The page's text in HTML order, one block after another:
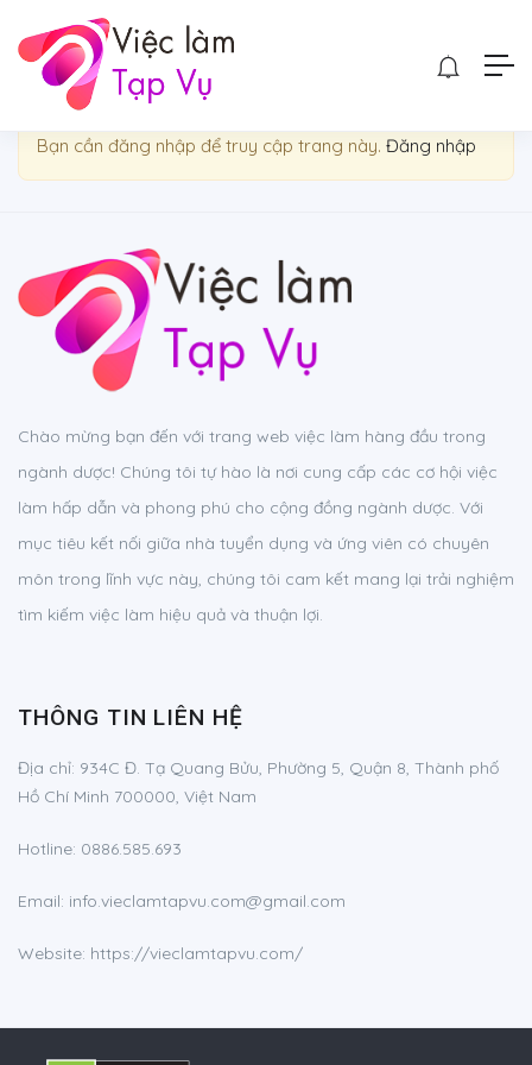
Show Sidebar
Bạn cần đăng nhập để truy cập trang này. Đăng nhập
Chào mừng bạn đến với trang web việc làm hàng đầu trong
ngành dược! Chúng tôi tự hào là nơi cung cấp các cơ hội việc
làm hấp dẫn và phong phú cho cộng đồng ngành dược. Với
mục tiêu kết nối giữa nhà tuyển dụng và ứng viên có chuyên
môn trong lĩnh vực này, chúng tôi cam kết mang lại trải nghiệm
tìm kiếm việc làm hiệu quả và thuận lợi.
THÔNG TIN LIÊN HỆ
Địa chỉ: 934C Đ. Tạ Quang Bửu, Phường 5, Quận 8, Thành phố
Hồ Chí Minh 700000, Việt Nam
Hotline: 0886.585.693
Email: info.vieclamtapvu.com@gmail.com
Website: https://vieclamtapvu.com/